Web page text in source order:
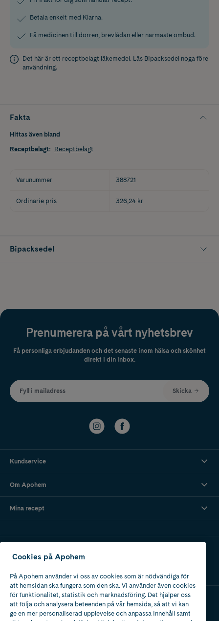
Betala enkelt med Klarna.
Få medicinen till dörren, brevlådan eller närmaste ombud.
Det här är ett receptbelagt läkemedel. Läs Bipacksedel noga före
användning.
Fakta
Hittas även bland
Receptbelagt: Receptbelagt
Varunummer 388721
Ordinarie pris 326,24 kr
Bipacksedel
Prenumerera på vårt nyhetsbrev
Få personliga erbjudanden och det senaste inom hälsa och skönhet
direkt i din inbox.
Fyll i mailadress Skicka
Kundservice
Om Apohem
Mina recept
Apotek med tillstånd
av Läkemedelsverket
Cookies på Apohem
På Apohem använder vi oss av cookies som är nödvändiga för
att hemsidan ska fungera som den ska. Vi använder även cookies
för funktionalitet, statistik och marknadsföring. Det hjälper oss
att följa och analysera beteenden på vår hemsida, så att vi kan
ge en mer personaliserad upplevelse och anpassa innehåll samt